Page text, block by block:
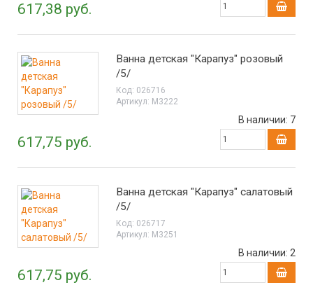
617,38 руб.
Ванна детская "Карапуз" розовый
/5/
Код: 026716
Артикул: М3222
617,75 руб.
В наличии: 7
Ванна детская "Карапуз" салатовый
/5/
Код: 026717
Артикул: М3251
617,75 руб.
В наличии: 2